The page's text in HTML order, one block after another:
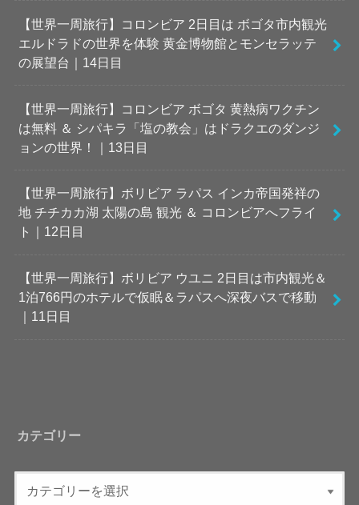
【世界一周旅行】コロンビア 2日目は ボゴタ市内観光
エルドラドの世界を体験 黄金博物館とモンセラッテ
の展望台｜14日目
【世界一周旅行】コロンビア ボゴタ 黄熱病ワクチン
は無料 ＆ シパキラ「塩の教会」はドラクエのダンジ
ョンの世界！｜13日目
【世界一周旅行】ボリビア ラパス インカ帝国発祥の
地 チチカカ湖 太陽の島 観光 ＆ コロンビアへフライ
ト｜12日目
【世界一周旅行】ボリビア ウユニ 2日目は市内観光＆
1泊766円のホテルで仮眠＆ラパスへ深夜バスで移動
｜11日目
カテゴリー